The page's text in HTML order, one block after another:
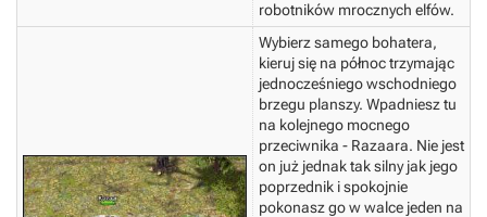
robotników mrocznych elfów.
Wybierz samego bohatera,
kieruj się na północ trzymając
jednocześniego wschodniego
brzegu planszy. Wpadniesz tu
na kolejnego mocnego
przeciwnika - Razaara. Nie jest
on już jednak tak silny jak jego
poprzednik i spokojnie
pokonasz go w walce jeden na